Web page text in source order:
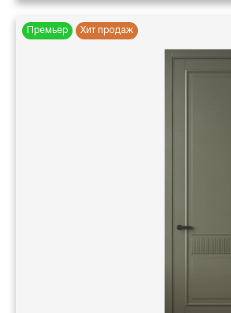
Премьер Хит продаж